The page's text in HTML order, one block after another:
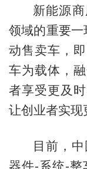
新能源
领域的重要一
动售卖车，
车为载体，
者享受更及
让创业者实现
目前，
器件-系统-整